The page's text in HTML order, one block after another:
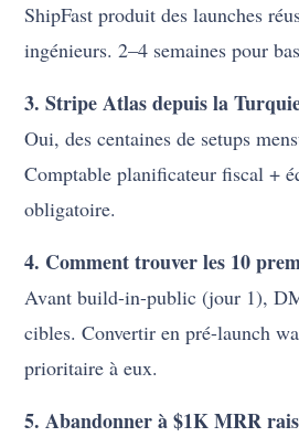
ShipFast produit des launches
ingénieurs. 2–4 semaines pour
3. Stripe Atlas depuis la
Oui, des centaines de setups
Comptable planificateur fiscal +
obligatoire.
4. Comment trouver les 10
Avant build-in-public (jour 1),
cibles. Convertir en pré-launch
prioritaire à eux.
5. Abandonner à $1K MRR